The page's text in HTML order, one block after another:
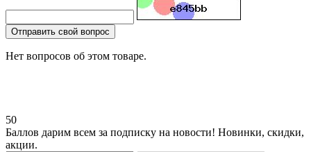
Отправить свой вопрос
Нет вопросов об этом товаре.
50
Баллов дарим всем за подписку на новости! Новинки, скидки,
акции.